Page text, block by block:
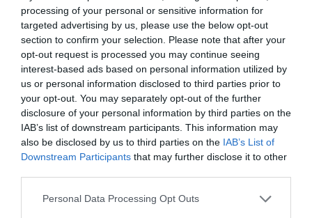
processing of your personal or sensitive information for
targeted advertising by us, please use the below opt-out
section to confirm your selection. Please note that after your
opt-out request is processed you may continue seeing
interest-based ads based on personal information utilized by
us or personal information disclosed to third parties prior to
your opt-out. You may separately opt-out of the further
disclosure of your personal information by third parties on the
IAB’s list of downstream participants. This information may
also be disclosed by us to third parties on the IAB’s List of
Downstream Participants that may further disclose it to other
Personal Data Processing Opt Outs
Rapportera
12 maj
Ida Olsson
Ines kommer på söndag!
Rapportera
12 maj
Cristian Engström
Alma Engström kommer söndag
12 maj
Johan Edervall
Elsa kommer onsdag och söndag